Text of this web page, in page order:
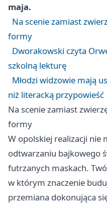
maja.
Na scenie zamiast
formy
Dworakowski czyta
szkolną lekturę
Młodzi widzowie mają
niż literacką przypowieść
Na scenie zamiast
formy
W opolskiej realizacji nie
odtwarzaniu bajkowego
futrzanych maskach.
w którym znaczenie
przemiana dokonująca